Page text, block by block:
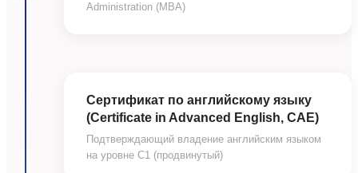
Administration (MBA)
Сертификат по английскому языку
(Certificate in Advanced English, CAE)
Подтверждающий владение английским языком
на уровне C1 (продвинутый)